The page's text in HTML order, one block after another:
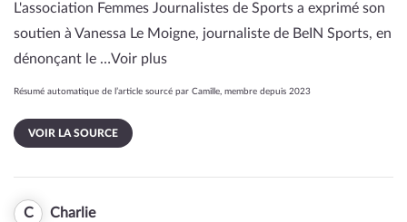
L'association Femmes Journalistes de Sports a exprimé son
soutien à Vanessa Le Moigne, journaliste de BeIN Sports, en
dénonçant le …Voir plus
Résumé automatique de l’article sourcé par Camille, membre depuis 2023
VOIR LA SOURCE
C Charlie